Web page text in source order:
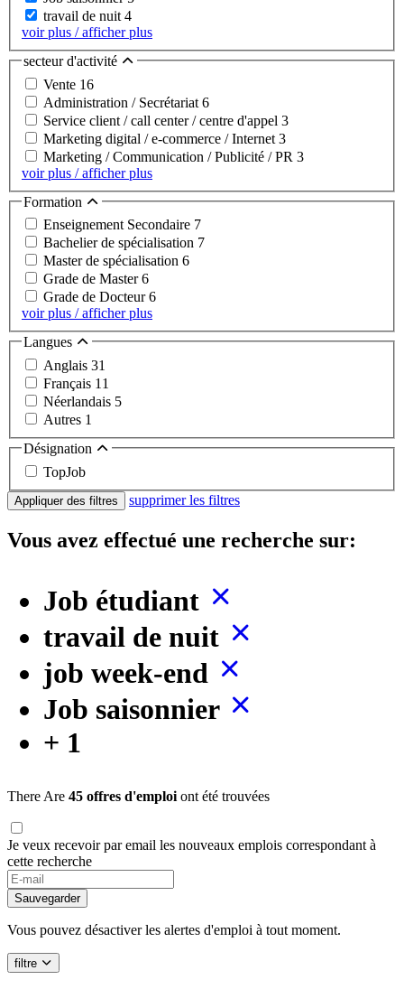
travail de nuit 4
voir plus / afficher plus
secteur d'activité
Vente 16
Administration / Secrétariat 6
Service client / call center / centre d'appel 3
Marketing digital / e-commerce / Internet 3
Marketing / Communication / Publicité / PR 3
voir plus / afficher plus
Formation
Enseignement Secondaire 7
Bachelier de spécialisation 7
Master de spécialisation 6
Grade de Master6
Grade de Docteur6
voir plus / afficher plus
Langues
Anglais 31
Français 11
Néerlandais 5
Autres 1
Désignation
TopJob
Appliquer des filtres supprimer les filtres
Vous avez effectué une recherche sur:
Job étudiant
travail de nuit
job week-end
Job saisonnier
+ 1
There Are 45 offres d'emploi ont été trouvées
Je veux recevoir par email les nouveaux emplois correspondant à
cette recherche
Sauvegarder
Vous pouvez désactiver les alertes d'emploi à tout moment.
filtre